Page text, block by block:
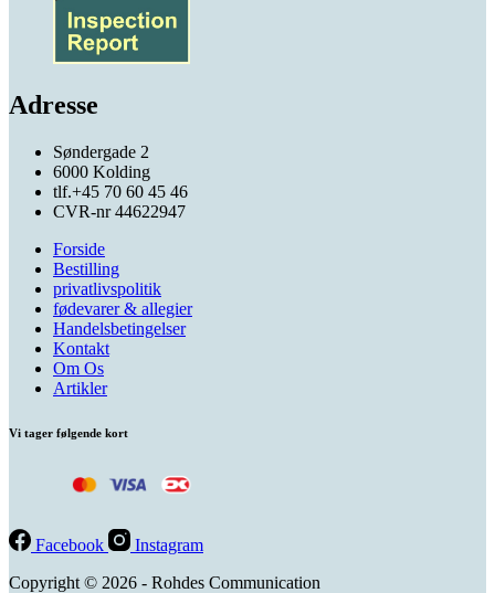
Adresse
Søndergade 2
6000 Kolding
tlf.+45 70 60 45 46
CVR-nr 44622947
Forside
Bestilling
privatlivspolitik
fødevarer & allegier
Handelsbetingelser
Kontakt
Om Os
Artikler
Vi tager følgende kort
Facebook
Instagram
Copyright © 2026 - Rohdes Communication